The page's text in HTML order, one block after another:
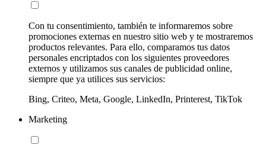
Con tu consentimiento, también te informaremos sobre
promociones externas en nuestro sitio web y te mostraremos
productos relevantes. Para ello, comparamos tus datos
personales encriptados con los siguientes proveedores
externos y utilizamos sus canales de publicidad online,
siempre que ya utilices sus servicios:
Bing, Criteo, Meta, Google, LinkedIn, Printerest, TikTok
Marketing